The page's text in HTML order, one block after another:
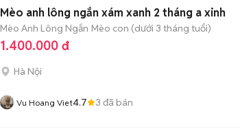
Mèo anh lông ngắn xám xanh 2 tháng a xinh
Mèo Anh Lông Ngắn Mèo con (dưới 3 tháng tuổi)
1.400.000 đ
Hà Nội
Vu Hoang Viet4.7 3 đã bán